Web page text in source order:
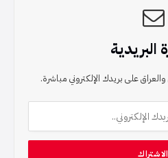
البريدية
على بريدك الإلكتروني مباشرة.